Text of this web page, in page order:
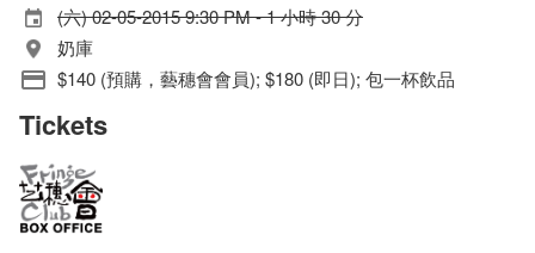
(六) 02-05-2015 9:30 PM - 1 小時 30 分
奶庫
$140 (預購，藝穗會會員); $180 (即日); 包一杯飲品
Tickets